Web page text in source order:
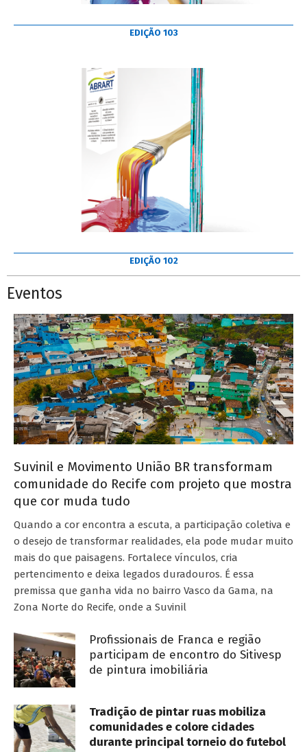
EDIÇÃO 103
EDIÇÃO 102
Eventos
Suvinil e Movimento União BR transformam
comunidade do Recife com projeto que mostra
que cor muda tudo
Quando a cor encontra a escuta, a participação coletiva e
o desejo de transformar realidades, ela pode mudar muito
mais do que paisagens. Fortalece vínculos, cria
pertencimento e deixa legados duradouros. É essa
premissa que ganha vida no bairro Vasco da Gama, na
Zona Norte do Recife, onde a Suvinil
Profissionais de Franca e região
participam de encontro do Sitivesp
de pintura imobiliária
Tradição de pintar ruas mobiliza
comunidades e colore cidades
durante principal torneio do futebol